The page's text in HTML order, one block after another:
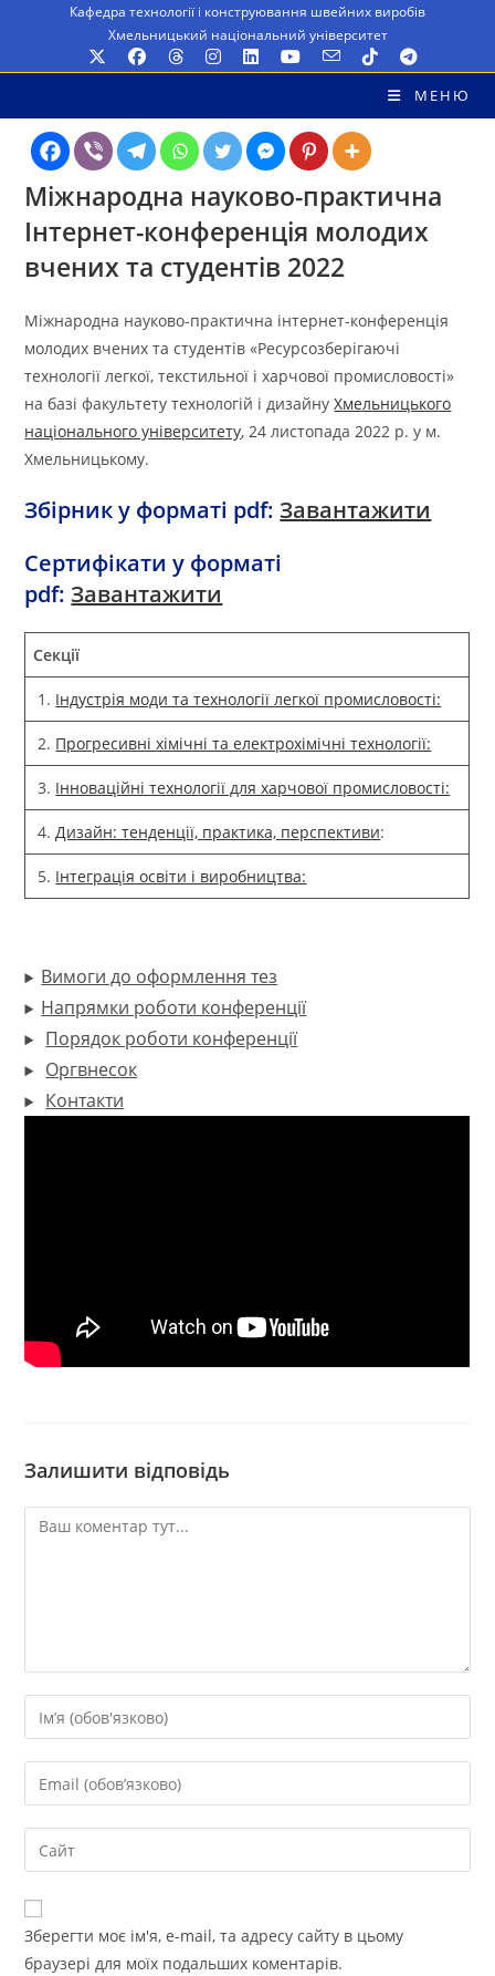
вмісту
Кафедра технології і конструювання швейних виробів
Хмельницький національний університет
МЕНЮ
Міжнародна науково-практична
Інтернет-конференція молодих
вчених та студентів 2022
Міжнародна науково-практична інтернет-конференція
молодих вчених та студентів «Ресурсозберігаючі
технології легкої, текстильної і харчової промисловості»
на базі факультету технологій і дизайнуХмельницького
національного університету, 24 листопада 2022 р. у м.
Хмельницькому.
Збірник у форматі pdf:Завантажити
Сертифікати у форматі
pdf:Завантажити
Секції
1. Індустрія моди та технології легкої промисловості:
2. Прогресивні хімічні та електрохімічні технології:
3. Інноваційні технології для харчової промисловості:
4. Дизайн: тенденції, практика, перспективи:
5. Інтеграція освіти і виробництва:
Вимоги до оформлення тез
Напрямки роботи конференції
Порядок роботи конференції
Оргвнесок
Контакти
Залишити відповідь
Коментар
Введіть
своє
ім'я
або
користувача,
щоб
прокоментувати
Введіть
свою
електронну
адресу,
прокоментувати
Введіть
URL-
адресу
сайту
(необов’язково)
Зберегти моє ім'я, e-mail, та адресу сайту в цьому
браузері для моїх подальших коментарів.